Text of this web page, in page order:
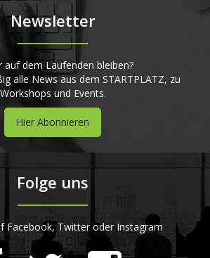
Newsletter
auf dem Laufenden bleiben?
alle News aus dem STARTPLATZ, zu
Workshops und Events.
Hier Abonnieren
Folge uns
Facebook, Twitter oder Instagram